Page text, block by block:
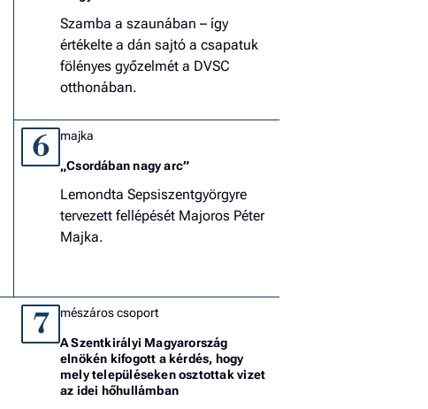
Szamba a szaunában – így
értékelte a dán sajtó a csapatuk
fölényes győzelmét a DVSC
otthonában.
6 majka
„Csordában nagy arc”
Lemondta Sepsiszentgyörgyre
tervezett fellépését Majoros Péter
Majka.
7 mészáros csoport
A Szentkirályi Magyarország
elnökén kifogott a kérdés, hogy
mely településeken osztottak vizet
az idei hőhullámban